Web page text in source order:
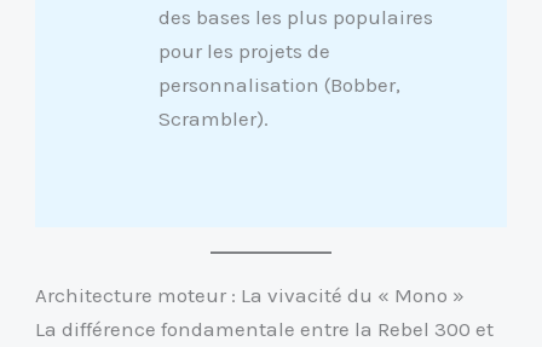
des bases les plus populaires
pour les projets de
personnalisation (Bobber,
Scrambler).
Architecture moteur : La vivacité du « Mono »
La différence fondamentale entre la Rebel 300 et